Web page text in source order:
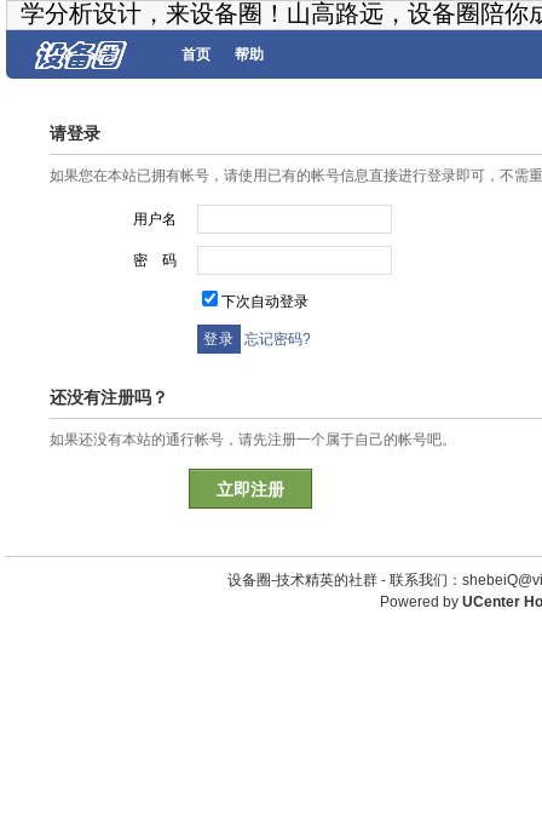
学分析设计，来设备圈！山高路远，设备圈陪你
首页 帮助
请登录
如果您在本站已拥有帐号，请使用已有的帐号信息直接进行登录即可，不需
用户名
密 码
下次自动登录
忘记密码?
还没有注册吗？
如果还没有本站的通行帐号，请先注册一个属于自己的帐号吧。
立即注册
设备圈-技术精英的社群 - 联系我们：
Powered by UCenter